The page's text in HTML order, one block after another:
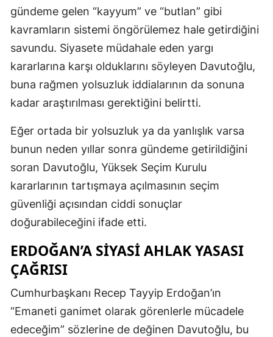
gündeme gelen “kayyum” ve “butlan” gibi
kavramların sistemi öngörülemez hale getirdiğini
savundu. Siyasete müdahale eden yargı
kararlarına karşı olduklarını söyleyen Davutoğlu,
buna rağmen yolsuzluk iddialarının da sonuna
kadar araştırılması gerektiğini belirtti.
Eğer ortada bir yolsuzluk ya da yanlışlık varsa
bunun neden yıllar sonra gündeme getirildiğini
soran Davutoğlu, Yüksek Seçim Kurulu
kararlarının tartışmaya açılmasının seçim
güvenliği açısından ciddi sonuçlar
doğurabileceğini ifade etti.
ERDOĞAN’A SIYASI AHLAK YASASI
ÇAĞRISI
Cumhurbaşkanı Recep Tayyip Erdoğan’ın
“Emaneti ganimet olarak görenlerle mücadele
edeceğim” sözlerine de değinen Davutoğlu, bu